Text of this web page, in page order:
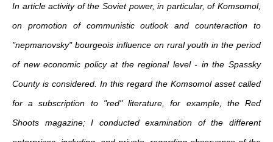
In article activity of the Soviet power, in particular, of Komsomol,
on promotion of communistic outlook and counteraction to
"nepmanovsky" bourgeois influence on rural youth in the period
of new economic policy at the regional level - in the Spassky
County is considered. In this regard the Komsomol asset called
for a subscription to "red" literature, for example, the Red
Shoots magazine; I conducted examination of the different